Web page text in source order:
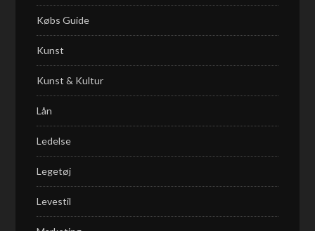
Købs Guide
Kunst
Kunst & Kultur
Lån
Ledelse
Legetøj
Levestil